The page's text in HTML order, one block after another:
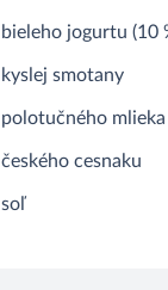
bieleho jogurtu (10
kyslej smotany
polotučného mlieka
českého cesnaku
soľ